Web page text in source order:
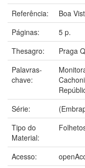
Referência:
Boa
Páginas:
5 p.
Thesagro:
Praga
Palavras-
chave:
Série:
Tipo do
Material:
Acesso: